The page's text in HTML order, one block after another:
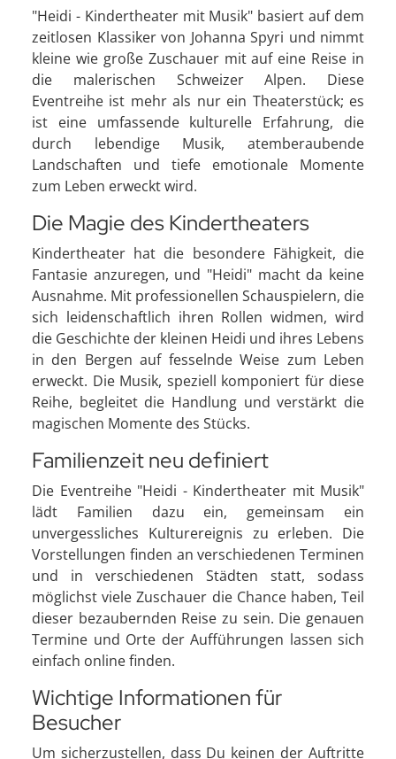
"Heidi - Kindertheater mit Musik" basiert auf dem
zeitlosen Klassiker von Johanna Spyri und nimmt
kleine wie große Zuschauer mit auf eine Reise in
die malerischen Schweizer Alpen. Diese
Eventreihe ist mehr als nur ein Theaterstück; es
ist eine umfassende kulturelle Erfahrung, die
durch lebendige Musik, atemberaubende
Landschaften und tiefe emotionale Momente
zum Leben erweckt wird.
Die Magie des Kindertheaters
Kindertheater hat die besondere Fähigkeit, die
Fantasie anzuregen, und "Heidi" macht da keine
Ausnahme. Mit professionellen Schauspielern, die
sich leidenschaftlich ihren Rollen widmen, wird
die Geschichte der kleinen Heidi und ihres Lebens
in den Bergen auf fesselnde Weise zum Leben
erweckt. Die Musik, speziell komponiert für diese
Reihe, begleitet die Handlung und verstärkt die
magischen Momente des Stücks.
Familienzeit neu definiert
Die Eventreihe "Heidi - Kindertheater mit Musik"
lädt Familien dazu ein, gemeinsam ein
unvergessliches Kulturereignis zu erleben. Die
Vorstellungen finden an verschiedenen Terminen
und in verschiedenen Städten statt, sodass
möglichst viele Zuschauer die Chance haben, Teil
dieser bezaubernden Reise zu sein. Die genauen
Termine und Orte der Aufführungen lassen sich
einfach online finden.
Wichtige Informationen für
Besucher
Um sicherzustellen, dass Du keinen der Auftritte